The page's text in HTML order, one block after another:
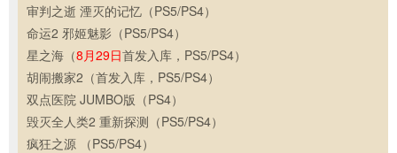
审判之逝 湮灭的记忆（PS5/PS4）
命运2 邪姬魅影（PS5/PS4）
星之海（8月29日首发入库，PS5/PS4）
胡闹搬家2（首发入库，PS5/PS4）
双点医院 JUMBO版（PS4）
毁灭全人类2 重新探测（PS5/PS4）
疯狂之源 （PS5/PS4）